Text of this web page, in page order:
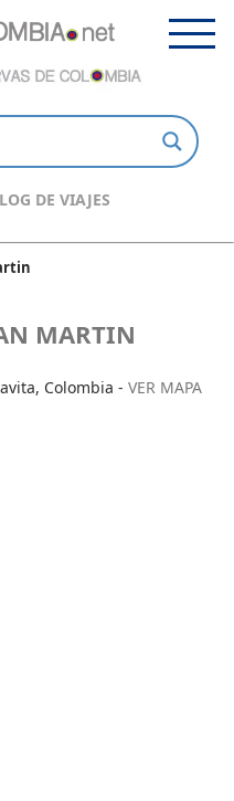
DE VIAJES
MARTIN
Colombia - VER MAPA